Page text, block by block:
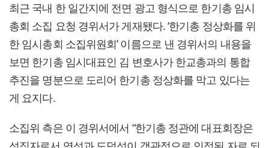
최근 국내 한 일간지에 전면 광고 형식으로 한기총 임시
총회 소집 요청 경위서가 게재됐다. ‘한기총 정상화를 위
한 임시총회 소집위원회’ 이름으로 낸 경위서의 내용을
보면 한기총 임시대표인 김 변호사가 한교총과의 통합
추진을 명분으로 도리어 한기총 정상화를 막고 있다는
게 요지다.
소집위 측은 이 경위서에서 “한기총 정관에 대표회장은